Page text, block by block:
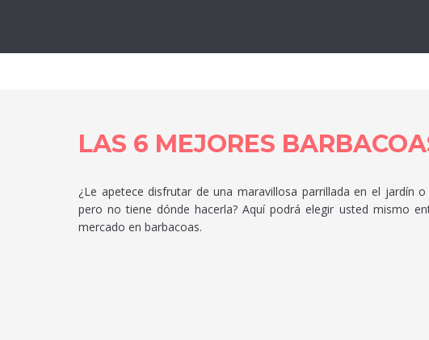
LAS 6 MEJORES
¿Le apetece disfrutar de una maravillosa parrillada en el jardín
pero no tiene dónde hacerla? Aquí podrá elegir usted mismo
mercado en barbacoas.